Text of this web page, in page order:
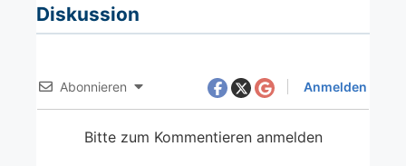
Diskussion
Abonnieren Anmelden
Bitte zum Kommentieren anmelden